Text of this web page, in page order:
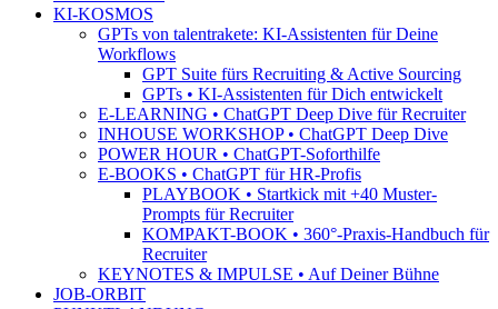
KI-KOSMOS
GPTs von talentrakete: KI-Assistenten für Deine
Workflows
GPT Suite fürs Recruiting & Active Sourcing
GPTs • KI-Assistenten für Dich entwickelt
E-LEARNING • ChatGPT Deep Dive für Recruiter
INHOUSE WORKSHOP • ChatGPT Deep Dive
POWER HOUR • ChatGPT-Soforthilfe
E-BOOKS • ChatGPT für HR-Profis
PLAYBOOK • Startkick mit +40 Muster-
Prompts für Recruiter
KOMPAKT-BOOK • 360°-Praxis-Handbuch für
Recruiter
KEYNOTES & IMPULSE • Auf Deiner Bühne
JOB-ORBIT